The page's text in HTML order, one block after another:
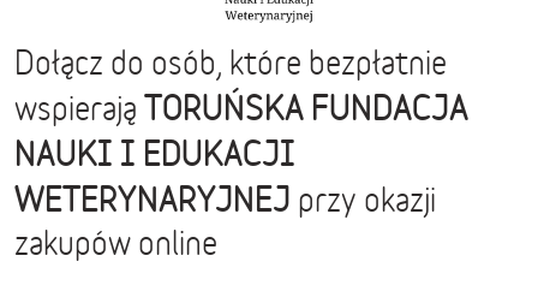
Dołącz do osób, które bezpłatnie
wspierają TORUŃSKA FUNDACJA
NAUKI I EDUKACJI
WETERYNARYJNEJ przy okazji
zakupów online